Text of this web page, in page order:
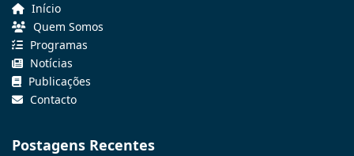
Início
Quem Somos
Programas
Notícias
Publicações
Contacto
Postagens Recentes